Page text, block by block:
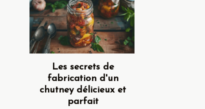
Les secrets de
fabrication d'un
chutney délicieux et
parfait